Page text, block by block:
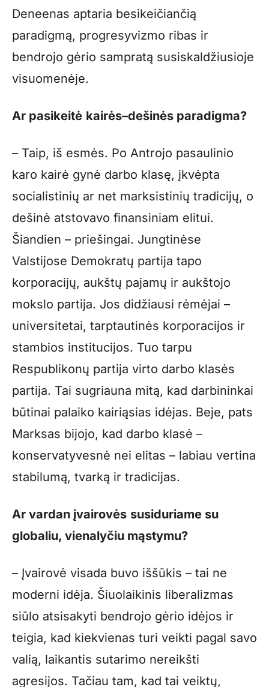
Deneenas aptaria besikeičiančią
paradigmą, progresyvizmo ribas ir
bendrojo gėrio sampratą susiskaldžiusioje
visuomenėje.
Ar pasikeitė kairės–dešinės paradigma?
– Taip, iš esmės. Po Antrojo pasaulinio
karo kairė gynė darbo klasę, įkvėpta
socialistinių ar net marksistinių tradicijų, o
dešinė atstovavo finansiniam elitui.
Šiandien – priešingai. Jungtinėse
Valstijose Demokratų partija tapo
korporacijų, aukštų pajamų ir aukštojo
mokslo partija. Jos didžiausi rėmėjai –
universitetai, tarptautinės korporacijos ir
stambios institucijos. Tuo tarpu
Respublikonų partija virto darbo klasės
partija. Tai sugriauna mitą, kad darbininkai
būtinai palaiko kairiąsias idėjas. Beje, pats
Marksas bijojo, kad darbo klasė –
konservatyvesnė nei elitas – labiau vertina
stabilumą, tvarką ir tradicijas.
Ar vardan įvairovės susiduriame su
globaliu, vienalyčiu mąstymu?
– Įvairovė visada buvo iššūkis – tai ne
moderni idėja. Šiuolaikinis liberalizmas
siūlo atsisakyti bendrojo gėrio idėjos ir
teigia, kad kiekvienas turi veikti pagal savo
valią, laikantis sutarimo nereikšti
agresijos. Tačiau tam, kad tai veiktų,